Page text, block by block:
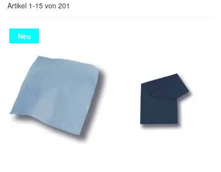
Artikel 1-15 von 201
Neu